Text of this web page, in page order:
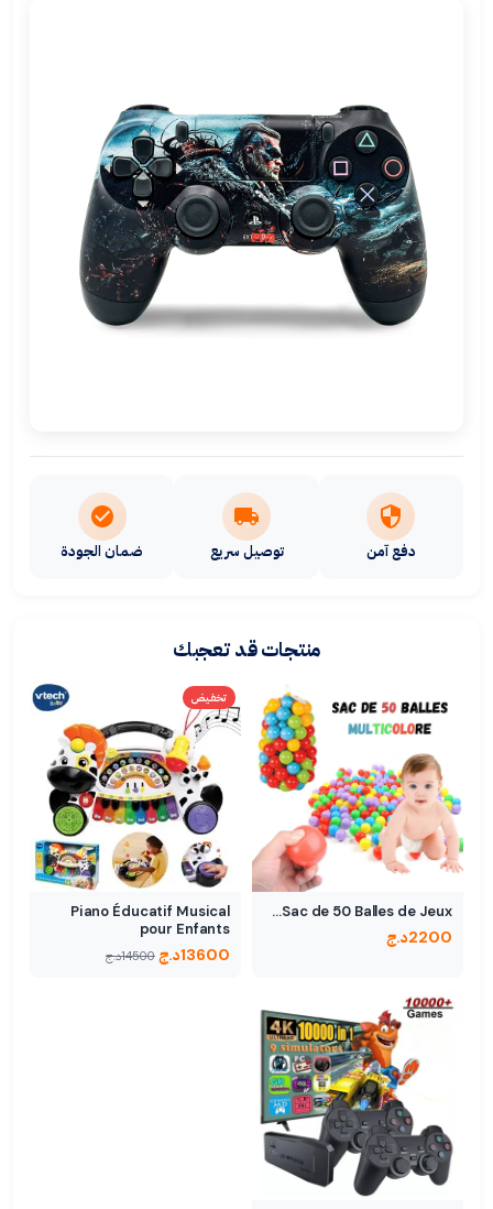
دفع آمن توصيل سريع ضمان الجودة
منتجات قد تعجبك
Sac de 50 Balles de Jeux…
2200د.ج
تخفيض
Piano Éducatif Musical
pour Enfants
13600د.ج 14500د.ج